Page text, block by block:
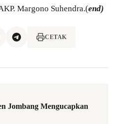
Margono Suhendra.(end)
CETAK
Jombang Mengucapkan